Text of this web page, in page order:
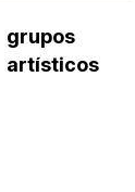
grupos
artísticos